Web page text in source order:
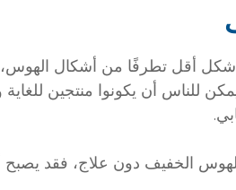
أقل تطرفًا من أشكال الهوس،
للناس أن يكونوا منتجين
الخفيف دون علاج، فقد